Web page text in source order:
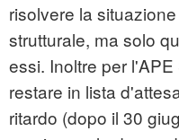
risolvere la
strutturale, ma solo
essi. Inoltre per
restare in lista
ritardo (dopo il 30